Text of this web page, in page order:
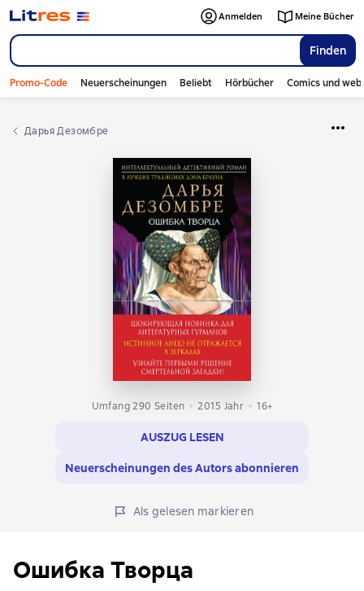
Finden
Anmelden Meine Bücher
Promo-Code Neuerscheinungen Beliebt Hörbücher Comics und
Дарья Дезомбре
Umfang 290 Seiten 2015 Jahr 16+
AUSZUG LESEN
Neuerscheinungen des Autors abonnieren
Als gelesen markieren
Ошибка Творца